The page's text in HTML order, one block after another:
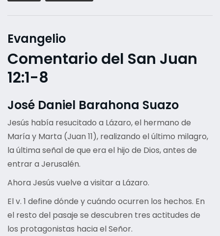
Evangelio
Comentario del San Juan
12:1-8
José Daniel Barahona Suazo
Jesús había resucitado a Lázaro, el hermano de
María y Marta (Juan 11), realizando el último milagro,
la última señal de que era el hijo de Dios, antes de
entrar a Jerusalén.
Ahora Jesús vuelve a visitar a Lázaro.
El v. 1 define dónde y cuándo ocurren los hechos. En
el resto del pasaje se descubren tres actitudes de
los protagonistas hacia el Señor.